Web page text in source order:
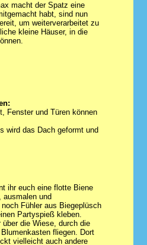
macht der Spatz eine
habt, sind nun
um weiterverarbeitet zu
kleine Häuser, in die
Fenster und Türen können
wird das Dach geformt und
ihr euch eine flotte Biene
ausmalen und
Fühler aus Biegeplüsch
Partyspieß kleben.
die Wiese, durch die
fliegen. Dort
vielleicht auch andere